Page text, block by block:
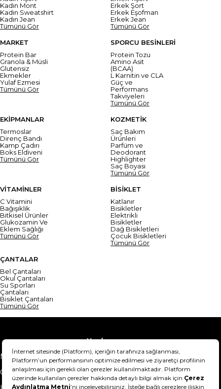
Kadın Mont
Kadın Sweatshirt
Kadın Jean
Tümünü Gör
Erkek Şort
Erkek Eşofman
Erkek Jean
Tümünü Gör
MARKET
Protein Bar
Granola & Müsli
Glutensiz
Ekmekler
Yulaf Ezmesi
Tümünü Gör
SPORCU BESİNLERİ
Protein Tozu
Amino Asit
(BCAA)
L Karnitin ve CLA
Güç ve
Performans
Takviyeleri
Tümünü Gör
EKİPMANLAR
Termoslar
Direnç Bandı
Kamp Çadırı
Boks Eldiveni
Tümünü Gör
KOZMETİK
Saç Bakım
Ürünleri
Parfüm ve
Deodorant
Highlighter
Saç Boyası
Tümünü Gör
VİTAMİNLER
C Vitamini
Bağışıklık
Bitkisel Ürünler
Glukozamin Ve
Eklem Sağlığı
Tümünü Gör
BİSİKLET
Katlanır
Bisikletler
Elektrikli
Bisikletler
Dağ Bisikletleri
Çocuk Bisikletleri
Tümünü Gör
ÇANTALAR
Bel Çantaları
Okul Çantaları
Su Sporları
Çantaları
Bisiklet Çantaları
Tümünü Gör
Yardım
Mesafeli Satış Sözleşmesi
Teslimat Bilgisi
Gizlilik Sözleşmesi
Şartlar & Koşullar